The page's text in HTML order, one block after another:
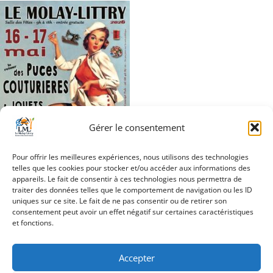
Gérer le consentement
Pour offrir les meilleures expériences, nous utilisons des technologies
telles que les cookies pour stocker et/ou accéder aux informations des
appareils. Le fait de consentir à ces technologies nous permettra de
traiter des données telles que le comportement de navigation ou les ID
uniques sur ce site. Le fait de ne pas consentir ou de retirer son
consentement peut avoir un effet négatif sur certaines caractéristiques
et fonctions.
Accepter
Navigation
de
l’article
Puces couturières
2026_05_16 & 17